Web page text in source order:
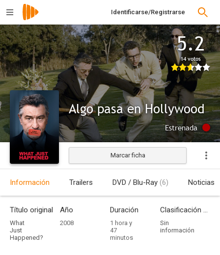
Identificarse/Registrarse
5.2
14 votos
Algo pasa en Hollywood
Estrenada
Marcar ficha
Información Trailers DVD / Blu-Ray (6) Noticias
Título original
What
Just
Happened?
Año
2008
Duración
1 hora y
47
minutos
Clasificación por edades
Sin
información